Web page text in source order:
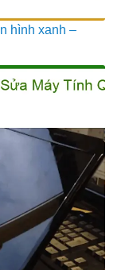
hình xanh –